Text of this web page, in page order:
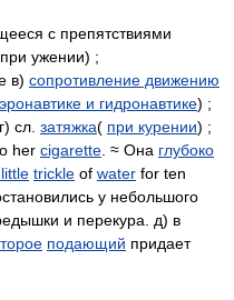
с препятствиями
ужении) ;
в) сопротивление движению
и гидронавтике) ;
г) сл. затяжка( при курении) ;
her cigarette . ≈ Она глубоко
trickle of water for ten
у небольшого
и перекура. д) в
подающий придает